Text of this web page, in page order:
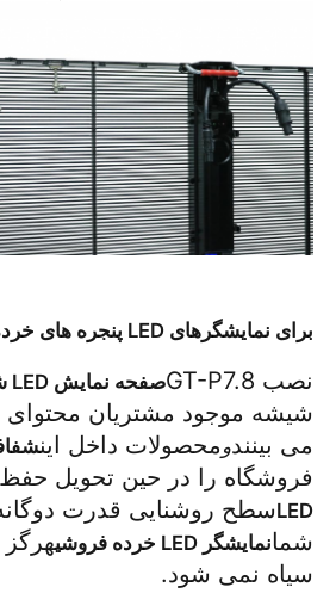
برای نمایشگرهای LED پنجره های خرده فروشی و تجاری
نصب GT-P7.8 صفحه نمایش LED شفاف
می بینندو محصولات داخل اینشفافیت
فروشگاه را در حین تحویل
LED
شمانمایشگر LED خرده فروشی
سیاه نمی شود.